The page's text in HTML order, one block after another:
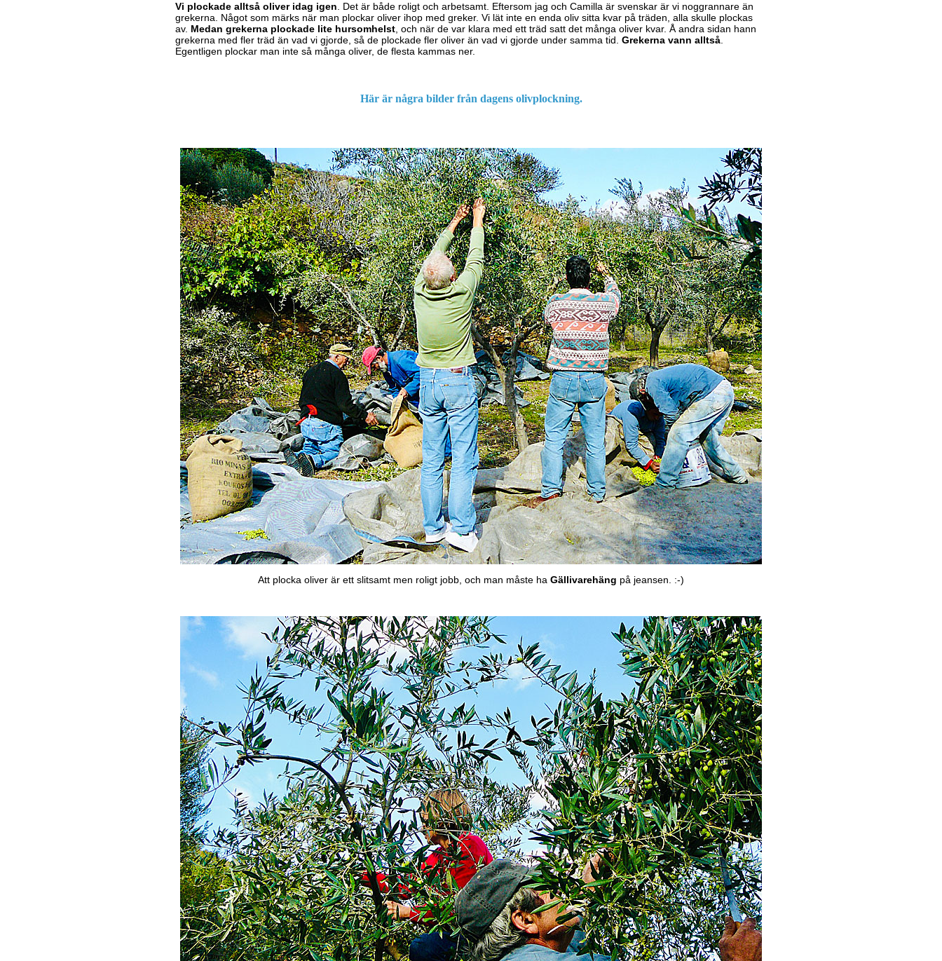
Vi plockade alltså oliver idag igen . Det är både roligt och arbetsamt. Eftersom jag och Camilla är svenskar är vi noggrannare än
grekerna. Något som märks när man plockar oliver ihop med greker. Vi lät inte en enda oliv sitta kvar på träden, alla skulle plockas
av. Medan grekerna plockade lite hursomhelst , och när de var klara med ett träd satt det många oliver kvar. Å andra sidan hann
grekerna med fler träd än vad vi gjorde, så de plockade fler oliver än vad vi gjorde under samma tid. Grekerna vann alltså
Egentligen plockar man inte så många oliver, de flesta kammas ner.
Här är några bilder från dagens olivplockning.
Att plocka oliver är ett slitsamt men roligt jobb, och man måste ha Gällivarehäng på jeansen. :-)